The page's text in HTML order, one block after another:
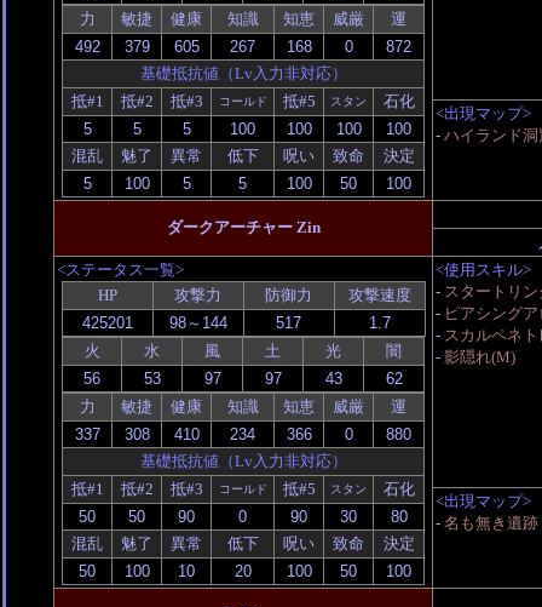
力 敏捷 健康 知識 知恵 威厳 運
基礎抵抗値（Lv入力非対応）
抵#1
抵#2 抵#3 コールド 抵#5 スタン 石化
混乱 魅了 異常 低下 呪い 致命 決定
<出現マップ>
- ハイランド
ダークアーチャー Zin
<ステータス一覧>
HP
攻撃力 防御力 攻撃速度
火 水 風 土 光 闇
力 敏捷 健康 知識 知恵 威厳 運
基礎抵抗値（Lv入力非対応）
抵#1
抵#2 抵#3 コールド 抵#5 スタン 石化
混乱 魅了 異常 低下 呪い 致命 決定
<使用スキル>
- スタートリ
- ピアシング
- スカルペネ
- 影隠れ(M)
<出現マップ>
- 名も無き遺